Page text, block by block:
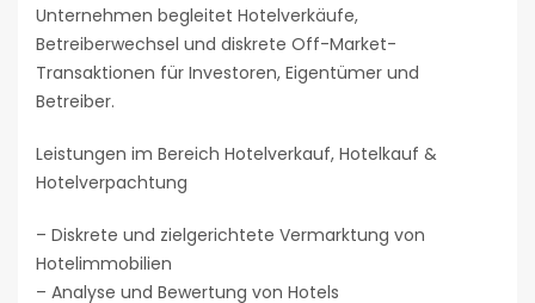
Unternehmen begleitet Hotelverkäufe,
Betreiberwechsel und diskrete Off-Market-
Transaktionen für Investoren, Eigentümer und
Betreiber.
Leistungen im Bereich Hotelverkauf, Hotelkauf &
Hotelverpachtung
– Diskrete und zielgerichtete Vermarktung von
Hotelimmobilien
– Analyse und Bewertung von Hotels